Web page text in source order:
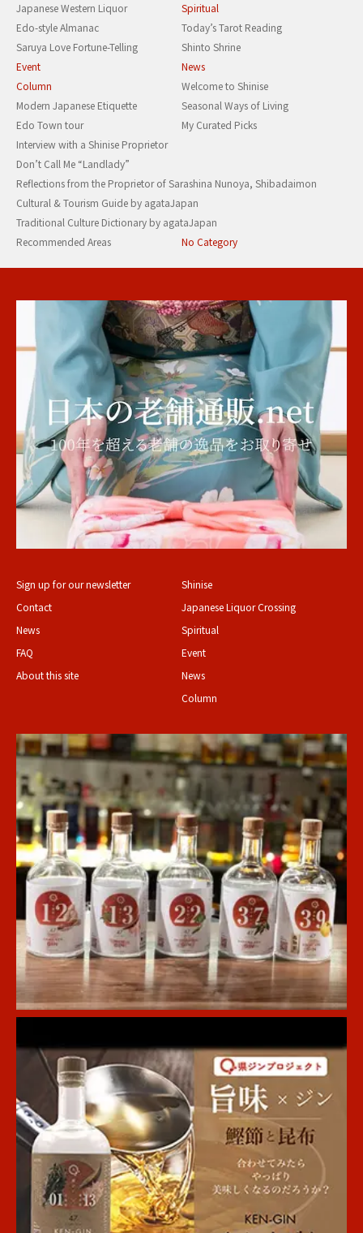
Japanese Western Liquor
Spiritual
Edo-style Almanac
Today’s Tarot Reading
Saruya Love Fortune-Telling
Shinto Shrine
Event
News
Column
Welcome to Shinise
Modern Japanese Etiquette
Seasonal Ways of Living
Edo Town tour
My Curated Picks
Interview with a Shinise Proprietor
Don’t Call Me “Landlady”
Reflections from the Proprietor of Sarashina Nunoya, Shibadaimon
Cultural & Tourism Guide by agataJapan
Traditional Culture Dictionary by agataJapan
Recommended Areas
No Category
Sign up for our newsletter
Contact
News
FAQ
About this site
Shinise
Japanese Liquor Crossing
Spiritual
Event
News
Column